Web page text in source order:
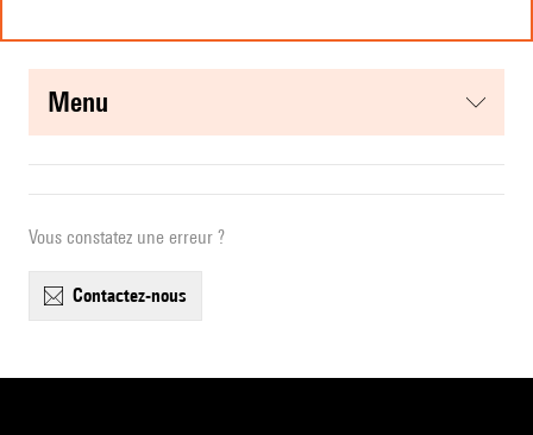
menu
Vous constatez une erreur ?
contactez-nous